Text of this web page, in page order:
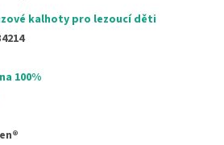
kalhoty pro lezoucí děti
100%